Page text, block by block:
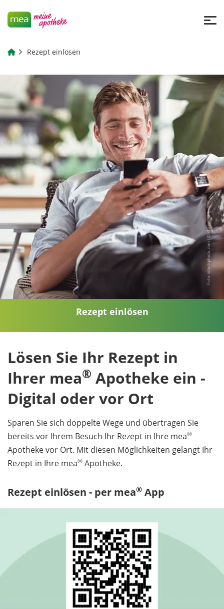
Rezept einlösen
Rezept einlösen
Lösen Sie Ihr Rezept in
Ihrer mea® Apotheke ein -
Digital oder vor Ort
Sparen Sie sich doppelte Wege und übertragen Sie
bereits vor Ihrem Besuch Ihr Rezept in Ihre mea®
Apotheke vor Ort. Mit diesen Möglichkeiten gelangt Ihr
Rezept in Ihre mea® Apotheke.
Rezept einlösen - per mea® App